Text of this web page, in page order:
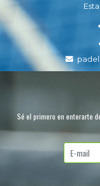
Sé el primero en enterarte